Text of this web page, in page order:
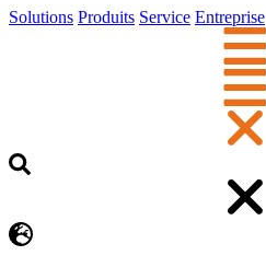
Solutions Produits Service Entreprise